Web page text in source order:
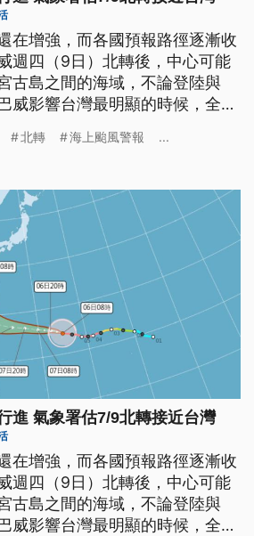
在增強，而各國預報路徑逐漸收
週四（9日）北轉後，中心可能
古島之間的海域，不論登陸與
威影響台灣最明顯的時候，全台
上降雨。
北轉 海上颱風警報 ...
進 氣象署估7/9北轉接近台灣
在增強，而各國預報路徑逐漸收
週四（9日）北轉後，中心可能
古島之間的海域，不論登陸與
威影響台灣最明顯的時候，全台